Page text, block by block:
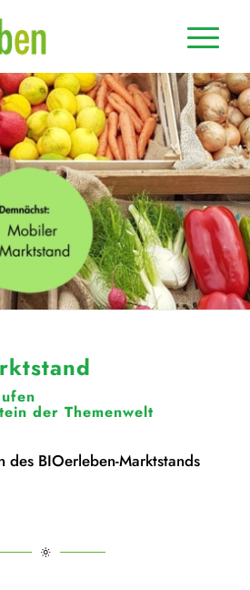
der Themenwelt
BIOerleben-Marktstands